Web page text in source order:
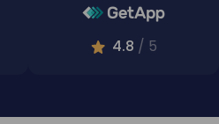
4.8 / 5